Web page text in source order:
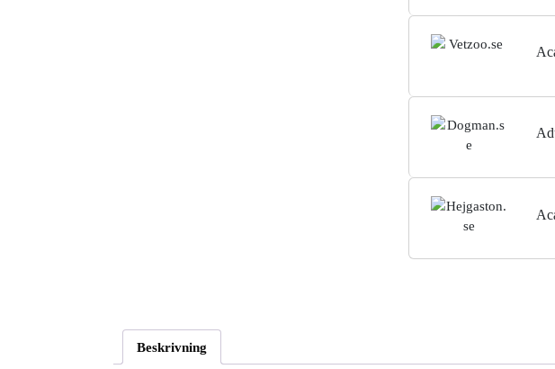
Beskrivning